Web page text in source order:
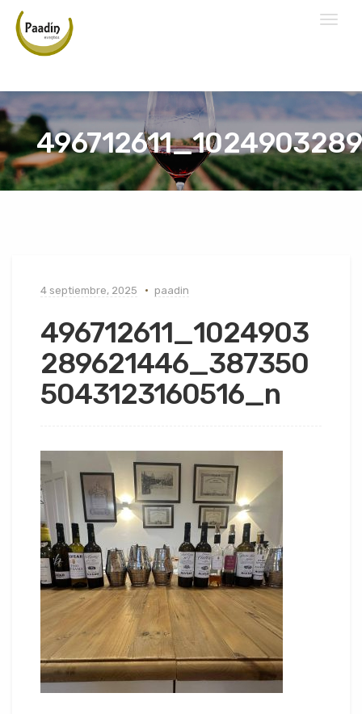
Toggle
4 septiembre, 2025 paadin
496712611_1024903
289621446_387350
5043123160516_n